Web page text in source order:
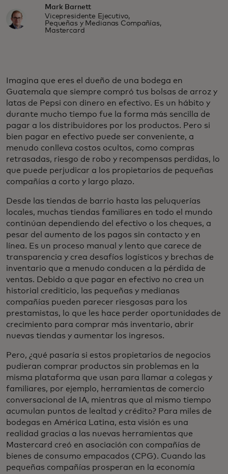
Mark Barnett
Vicepresidente Ejecutivo,
Pequeñas y Medianas Compañías,
Mastercard
Imagina que eres el dueño de una bodega en
Guatemala que siempre compró tus bolsas de arroz y
latas de Pepsi con dinero en efectivo. Es un hábito y
durante mucho tiempo fue la forma más sencilla de
pagar a los distribuidores por los productos. Pero si
bien pagar en efectivo puede ser conveniente, a
menudo conlleva costos ocultos, como compras
retrasadas, riesgo de robo y recompensas perdidas, lo
que puede perjudicar a los propietarios de pequeñas
compañías a corto y largo plazo.
Desde las tiendas de barrio hasta las peluquerías
locales, muchas tiendas familiares en todo el mundo
continúan dependiendo del efectivo o los cheques, a
pesar del aumento de los pagos sin contacto y en
línea. Es un proceso manual y lento que carece de
transparencia y crea desafíos logísticos y brechas de
inventario que a menudo conducen a la pérdida de
ventas. Debido a que pagar en efectivo no crea un
historial crediticio, las pequeñas y medianas
compañías pueden parecer riesgosas para los
prestamistas, lo que les hace perder oportunidades de
crecimiento para comprar más inventario, abrir
nuevas tiendas y aumentar los ingresos.
Pero, ¿qué pasaría si estos propietarios de negocios
pudieran comprar productos sin problemas en la
misma plataforma que usan para llamar a colegas y
familiares, por ejemplo, herramientas de comercio
conversacional de IA, mientras que al mismo tiempo
acumulan puntos de lealtad y crédito? Para miles de
bodegas en América Latina, esta visión es una
realidad gracias a las nuevas herramientas que
Mastercard creó en asociación con compañías de
bienes de consumo empacados (CPG). Cuando las
pequeñas compañías prosperan en la economía